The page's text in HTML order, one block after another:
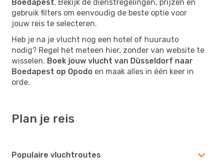
Boedapest. Bekijk de dienstregelingen, prijzen en
gebruik filters om eenvoudig de beste optie voor
jouw reis te selecteren.
Heb je na je vlucht nog een hotel of huurauto
nodig? Regel het meteen hier, zonder van website te
wisselen. Boek jouw vlucht van Düsseldorf naar
Boedapest op Opodo en maak alles in één keer in
orde.
Plan je reis
Populaire vluchtroutes